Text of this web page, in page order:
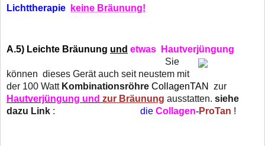
Lichttherapie
keine Bräunung!
A.5) Leichte Bräunung und etwas Hautverjüngung
Sie
können dieses Gerät auch seit neustem mit
der 100 Watt Kombinationsröhre CollagenTAN
zur
Hautverjüngung und zur Bräunung ausstatten. siehe
dazu Link : die Collagen-ProTan !